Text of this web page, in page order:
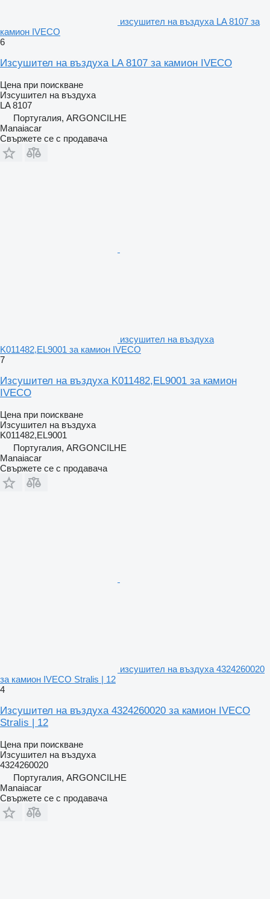
изсушител на въздуха LA 8107 за
камион IVECO
6
Изсушител на въздуха LA 8107 за камион IVECO
Цена при поискване
Изсушител на въздуха
LA 8107
Португалия, ARGONCILHE
Manaiacar
Свържете се с продавача
изсушител на въздуха
K011482,EL9001 за камион IVECO
7
Изсушител на въздуха K011482,EL9001 за камион
IVECO
Цена при поискване
Изсушител на въздуха
K011482,EL9001
Португалия, ARGONCILHE
Manaiacar
Свържете се с продавача
изсушител на въздуха 4324260020
за камион IVECO Stralis | 12
4
Изсушител на въздуха 4324260020 за камион IVECO
Stralis | 12
Цена при поискване
Изсушител на въздуха
4324260020
Португалия, ARGONCILHE
Manaiacar
Свържете се с продавача